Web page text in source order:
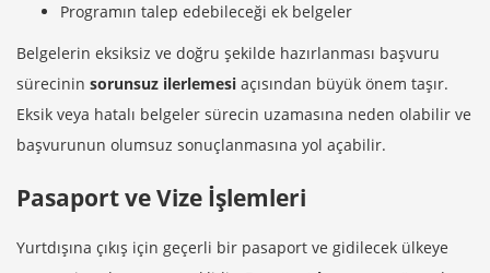
Programın talep edebileceği ek belgeler
Belgelerin eksiksiz ve doğru şekilde hazırlanması başvuru
sürecinin sorunsuz ilerlemesi açısından büyük önem taşır.
Eksik veya hatalı belgeler sürecin uzamasına neden olabilir ve
başvurunun olumsuz sonuçlanmasına yol açabilir.
Pasaport ve Vize İşlemleri
Yurtdışına çıkış için geçerli bir pasaport ve gidilecek ülkeye